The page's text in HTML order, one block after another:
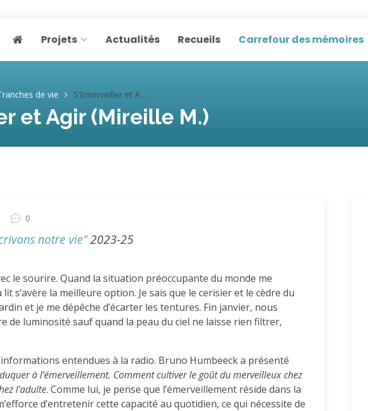
Page home
Projets Actualités Recueils Carrefour des mémoires
de vie S’Emerveiller et Agir (Mireille M.)
et Agir (Mireille M.)
0
notre vie"2023-25
le sourire. Quand la situation préoccupante du monde me
s’avère la meilleure option. Je sais que le cerisier et le cèdre du
et je me dépêche d’écarter les tentures. Fin janvier, nous
de luminosité sauf quand la peau du ciel ne laisse rien filtrer,
entendues à la radio. Bruno Humbeeck a présenté
à l’émerveillement. Comment cultiver le goût du merveilleux chez
l’adulte. Comme lui, je pense que l’émerveillement réside dans la
d’entretenir cette capacité au quotidien, ce qui nécessite de